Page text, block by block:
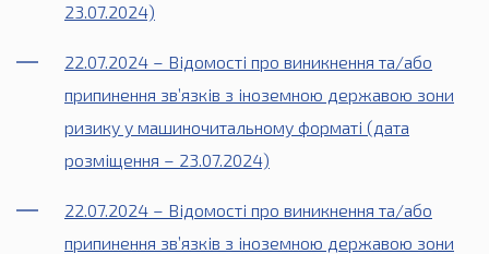
23.07.2024)
22.07.2024 – Відомості про виникнення та/або
припинення зв’язків з іноземною державою зони
ризику у машиночитальному форматі (дата
розміщення – 23.07.2024)
22.07.2024 – Відомості про виникнення та/або
припинення зв’язків з іноземною державою зони